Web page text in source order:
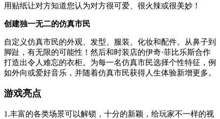
用贴纸让对方知道您认为对方很可爱、很火辣或很美妙！
创建独一无二的仿真市民
自定义仿真市民的外观、发型、服装、化妆和配件。从鼻子到
脚趾，有无限的可能性！然后和时装店的伊奇·菲比乐斯合作
打造出令人难忘的衣柜。为每一名仿真市民选择个性特征，例
如外向或爱好音乐，并随着仿真市民获得人生体验新增更多。
游戏亮点
1.丰富的各类场景可以解锁，十分的新颖，给玩家不一样的视